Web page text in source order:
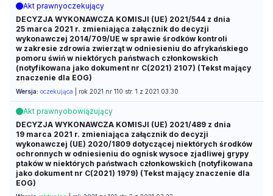
Akt prawnyoczekujący
DECYZJA WYKONAWCZA KOMISJI (UE) 2021/544 z dnia
25 marca 2021 r. zmieniająca załącznik do decyzji
wykonawczej 2014/709/UE w sprawie środków kontroli
w zakresie zdrowia zwierząt w odniesieniu do afrykańskiego
pomoru świń w niektórych państwach członkowskich
(notyfikowana jako dokument nr C(2021) 2107) (Tekst mający
znaczenie dla EOG)
Wersja: oczekująca | rok 2021 nr 110 str. 1 z 2021.03.30
Akt prawnyobowiązujący
DECYZJA WYKONAWCZA KOMISJI (UE) 2021/489 z dnia
19 marca 2021 r. zmieniająca załącznik do decyzji
wykonawczej (UE) 2020/1809 dotyczącej niektórych środków
ochronnych w odniesieniu do ognisk wysoce zjadliwej grypy
ptaków w niektórych państwach członkowskich (notyfikowana
jako dokument nr C(2021) 1979) (Tekst mający znaczenie dla
EOG)